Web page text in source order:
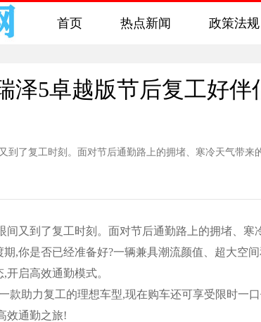
首页 热点新闻 政策法规
泽5卓越版节后复工好伴
了复工时刻。面对节后通勤路上的拥堵、寒冷天气带来
又到了复工时刻。面对节后通勤路上的拥堵、寒
,你是否已经准备好?一辆兼具潮流颜值、超大空
启高效通勤模式。
助力复工的理想车型,现在购车还可享受限时一口
效通勤之旅!